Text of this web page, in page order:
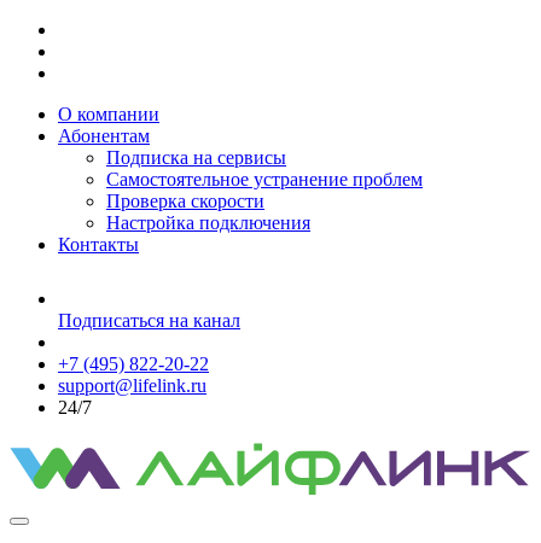
О компании
Абонентам
Подписка на сервисы
Самостоятельное устранение проблем
Проверка скорости
Настройка подключения
Контакты
Подписаться на канал
+7 (495) 822-20-22
support@lifelink.ru
24/7